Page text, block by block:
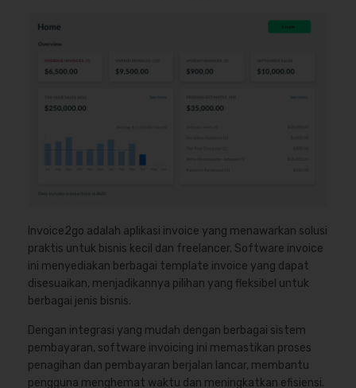
Invoice2go adalah aplikasi invoice yang menawarkan solusi
praktis untuk bisnis kecil dan freelancer. Software invoice
ini menyediakan berbagai template invoice yang dapat
disesuaikan, menjadikannya pilihan yang fleksibel untuk
berbagai jenis bisnis.
Dengan integrasi yang mudah dengan berbagai sistem
pembayaran, software invoicing ini memastikan proses
penagihan dan pembayaran berjalan lancar, membantu
pengguna menghemat waktu dan meningkatkan efisiensi.